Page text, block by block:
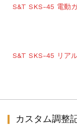
S&T SKS-45 電動
S&T SKS-45 リア
カスタム調整